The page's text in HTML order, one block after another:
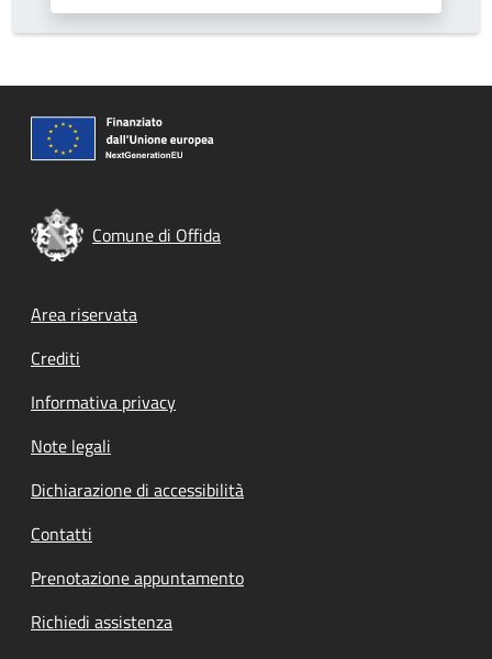
Comune di Offida
Footer menu
Area riservata
Crediti
Informativa privacy
Note legali
Dichiarazione di accessibilità
Contatti
Prenotazione appuntamento
Richiedi assistenza